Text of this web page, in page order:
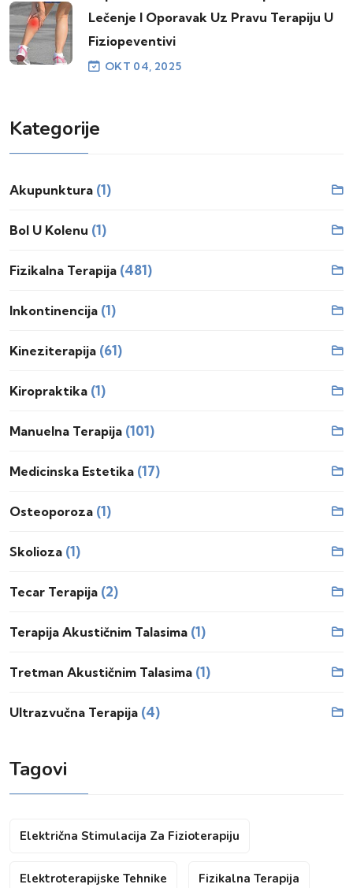
Lečenje I Oporavak Uz Pravu Terapiju U
Fiziopeventivi
OKT 04, 2025
Kategorije
Akupunktura (1)
Bol U Kolenu (1)
Fizikalna Terapija (481)
Inkontinencija (1)
Kineziterapija (61)
Kiropraktika (1)
Manuelna Terapija (101)
Medicinska Estetika (17)
Osteoporoza (1)
Skolioza (1)
Tecar Terapija (2)
Terapija Akustičnim Talasima (1)
Tretman Akustičnim Talasima (1)
Ultrazvučna Terapija (4)
Tagovi
Električna Stimulacija Za Fizioterapiju
Elektroterapijske Tehnike Fizikalna Terapija